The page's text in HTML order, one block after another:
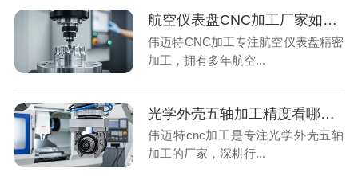
航空仪表盘CNC加工厂家如何保证批量精度？看检测设备与工艺方案5项指标
伟迈特CNC加工专注航空仪表盘精密
加工，拥有多年航空...
光学外壳五轴加工精度看哪些指标？厂家如何保证批量一致性达标（33字）
伟迈特cnc加工是专注光学外壳五轴
加工的厂家，深耕行...